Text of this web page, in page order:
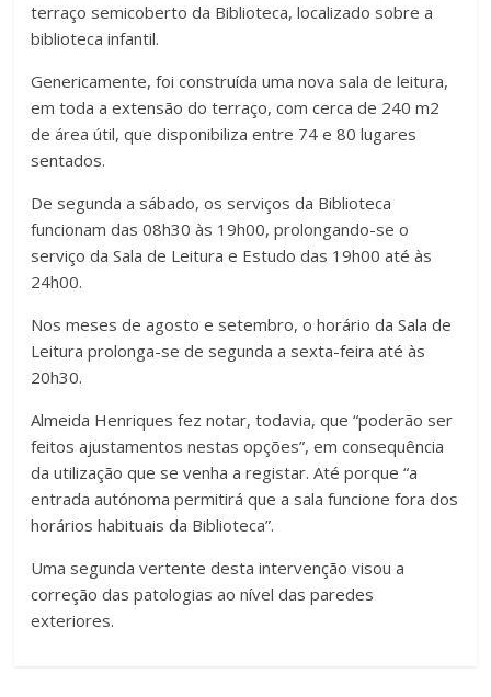
terraço semicoberto da Biblioteca, localizado sobre a
biblioteca infantil.
Genericamente, foi construída uma nova sala de leitura,
em toda a extensão do terraço, com cerca de 240 m2
de área útil, que disponibiliza entre 74 e 80 lugares
sentados.
De segunda a sábado, os serviços da Biblioteca
funcionam das 08h30 às 19h00, prolongando-se o
serviço da Sala de Leitura e Estudo das 19h00 até às
24h00.
Nos meses de agosto e setembro, o horário da Sala de
Leitura prolonga-se de segunda a sexta-feira até às
20h30.
Almeida Henriques fez notar, todavia, que “poderão ser
feitos ajustamentos nestas opções”, em consequência
da utilização que se venha a registar. Até porque “a
entrada autónoma permitirá que a sala funcione fora dos
horários habituais da Biblioteca”.
Uma segunda vertente desta intervenção visou a
correção das patologias ao nível das paredes
exteriores.